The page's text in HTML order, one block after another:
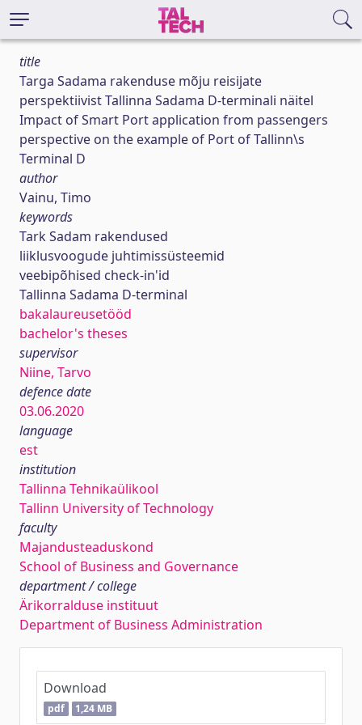
title
Targa Sadama rakenduse mõju reisijate
perspektiivist Tallinna Sadama D-terminali näitel
Impact of Smart Port application from passengers
perspective on the example of Port of Tallinn\s
Terminal D
author
Vainu, Timo
keywords
Tark Sadam rakendused
liiklusvoogude juhtimissüsteemid
veebipõhised check-in'id
Tallinna Sadama D-terminal
bakalaureusetööd
bachelor's theses
supervisor
Niine, Tarvo
defence date
03.06.2020
language
est
institution
Tallinna Tehnikaülikool
Tallinn University of Technology
faculty
Majandusteaduskond
School of Business and Governance
department / college
Ärikorralduse instituut
Department of Business Administration
Download
pdf 1,24 MB